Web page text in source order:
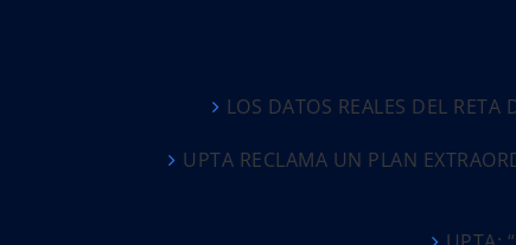
LOS DATOS REALES DEL
UPTA RECLAMA UN PLAN